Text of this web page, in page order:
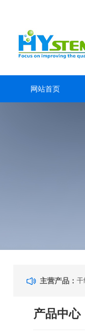
网站首页
主营产品：
产品中心